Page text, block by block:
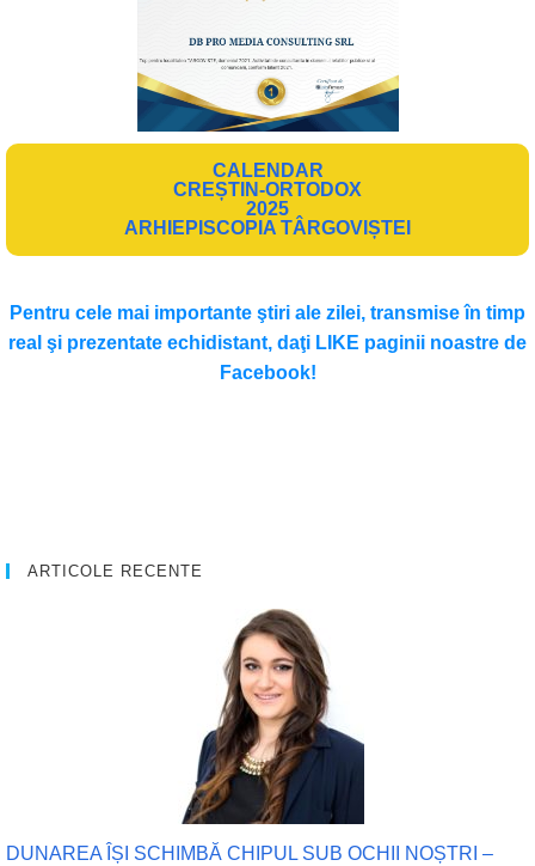
CALENDAR
CREȘTIN-ORTODOX
2025
ARHIEPISCOPIA TÂRGOVIȘTEI
Pentru cele mai importante ştiri ale zilei, transmise în timp
real şi prezentate echidistant, daţi LIKE paginii noastre de
Facebook!
ARTICOLE RECENTE
DUNAREA ÎȘI SCHIMBĂ CHIPUL SUB OCHII NOȘTRI –